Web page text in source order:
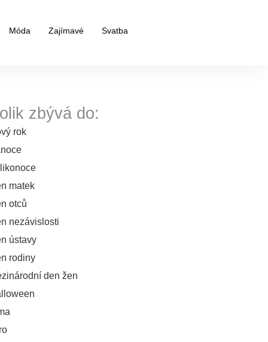
Móda Zajímavé Svatba
zbývá do:
rok
matek
otců
nezávislosti
ústavy
rodiny
den žen